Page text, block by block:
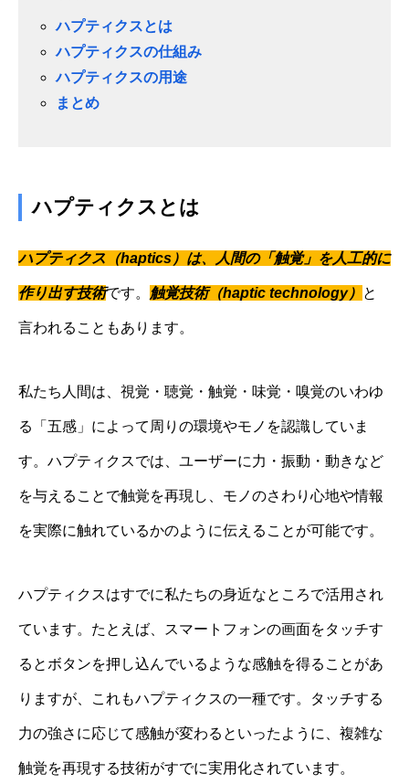
ハプティクスとは
ハプティクスの仕組み
ハプティクスの用途
まとめ
ハプティクスとは
ハプティクス（haptics）は、人間の「触覚」を人工的に
作り出す技術です。 触覚技術（haptic technology） と
言われることもあります。
私たち人間は、視覚・聴覚・触覚・味覚・嗅覚のいわゆ
る「五感」によって周りの環境やモノを認識していま
す。ハプティクスでは、ユーザーに力・振動・動きなど
を与えることで触覚を再現し、モノのさわり心地や情報
を実際に触れているかのように伝えることが可能です。
ハプティクスはすでに私たちの身近なところで活用され
ています。たとえば、スマートフォンの画面をタッチす
るとボタンを押し込んでいるような感触を得ることがあ
りますが、これもハプティクスの一種です。タッチする
力の強さに応じて感触が変わるといったように、複雑な
触覚を再現する技術がすでに実用化されています。